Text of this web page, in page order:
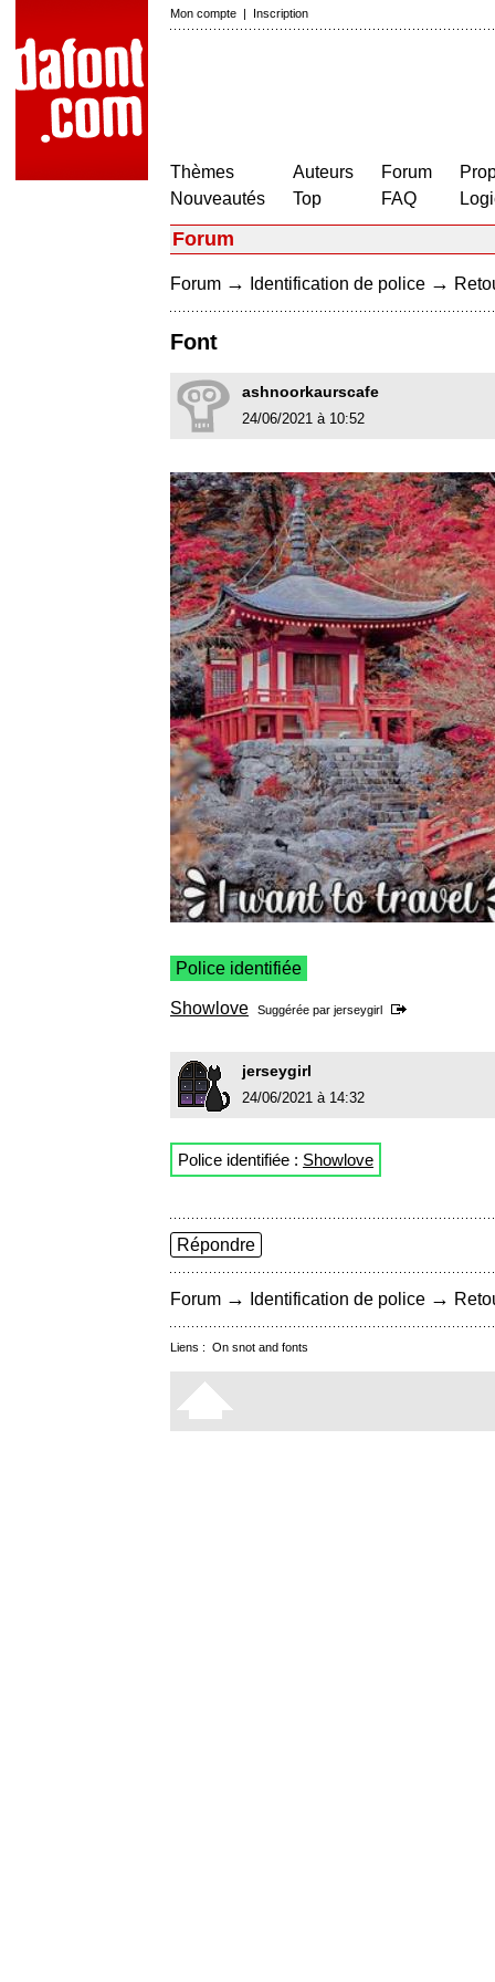
Mon compte | Inscription
Thèmes
Nouveautés
Auteurs
Top
Forum
FAQ
Forum
Forum → Identification de police →
Font
ashnoorkaurscafe
24/06/2021 à 10:52
Police identifiée
Showlove Suggérée par jerseygirl
jerseygirl
24/06/2021 à 14:32
Police identifiée : Showlove
Répondre
Forum → Identification de police →
Liens : On snot and fonts